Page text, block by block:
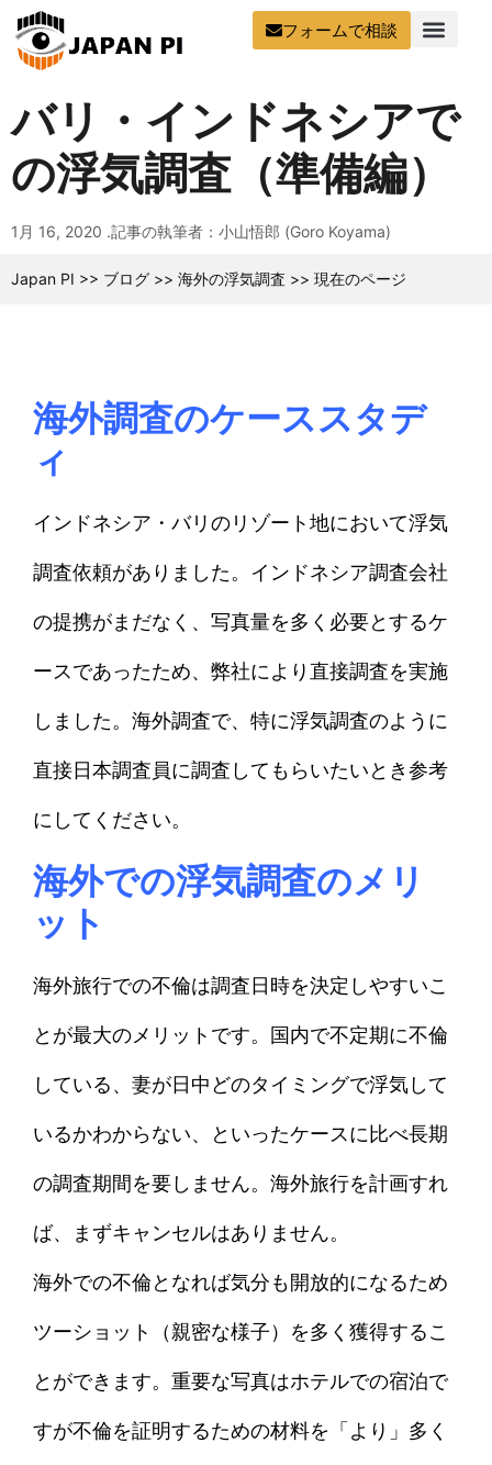
フォームで相談
バリ・インドネシアで
の浮気調査（準備編）
1月 16, 2020 .記事の執筆者：小山悟郎 (Goro Koyama)
Japan PI >> ブログ >> 海外の浮気調査 >> 現在のページ
海外調査のケーススタデ
ィ
インドネシア・バリのリゾート地において浮気
調査依頼がありました。インドネシア調査会社
の提携がまだなく、写真量を多く必要とするケ
ースであったため、弊社により直接調査を実施
しました。海外調査で、特に浮気調査のように
直接日本調査員に調査してもらいたいとき参考
にしてください。
海外での浮気調査のメリ
ット
海外旅行での不倫は調査日時を決定しやすいこ
とが最大のメリットです。国内で不定期に不倫
している、妻が日中どのタイミングで浮気して
いるかわからない、といったケースに比べ長期
の調査期間を要しません。海外旅行を計画すれ
ば、まずキャンセルはありません。
海外での不倫となれば気分も開放的になるため
ツーショット（親密な様子）を多く獲得するこ
とができます。重要な写真はホテルでの宿泊で
すが不倫を証明するための材料を「より」多く